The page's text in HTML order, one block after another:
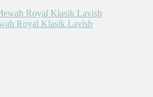
Royal Klasik Lavish